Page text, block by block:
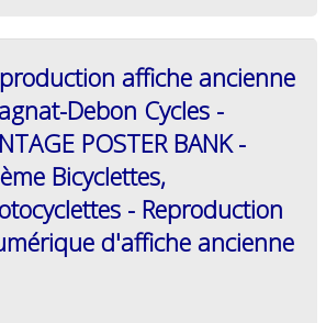
affiche ancienne
Debon Cycles -
POSTER BANK -
Bicyclettes,
- Reproduction
d'affiche ancienne